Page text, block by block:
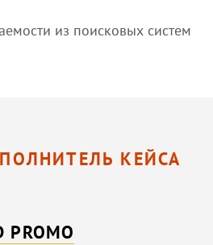
из поисковых систем
КЕЙСА
PROMO